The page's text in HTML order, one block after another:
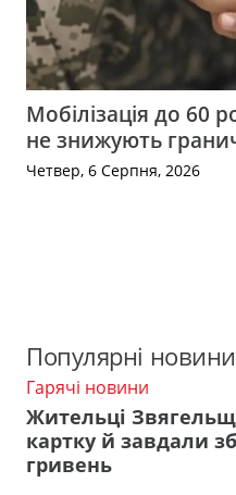
Мобілізація до 60
не знижують
Четвер, 6 Серпня, 2026
Популярні новини
Гарячі новини
Жительці
картку й завдали
гривень